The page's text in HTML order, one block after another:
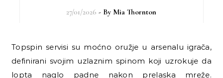
27/01/2026 - By Mia Thornton
Topspin servisi su moćno oružje u arsenalu igrača,
definirani svojim uzlaznim spinom koji uzrokuje da
lopta naglo padne nakon prelaska mreže.